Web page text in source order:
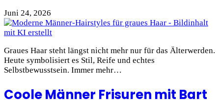
Juni 24, 2026
Graues Haar steht längst nicht mehr nur für das Älterwerden.
Heute symbolisiert es Stil, Reife und echtes
Selbstbewusstsein. Immer mehr…
Coole Männer Frisuren mit Bart